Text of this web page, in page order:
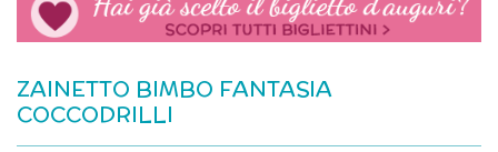
ZAINETTO BIMBO FANTASIA
COCCODRILLI